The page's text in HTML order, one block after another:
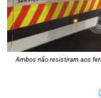
Ambos não resistiram aos